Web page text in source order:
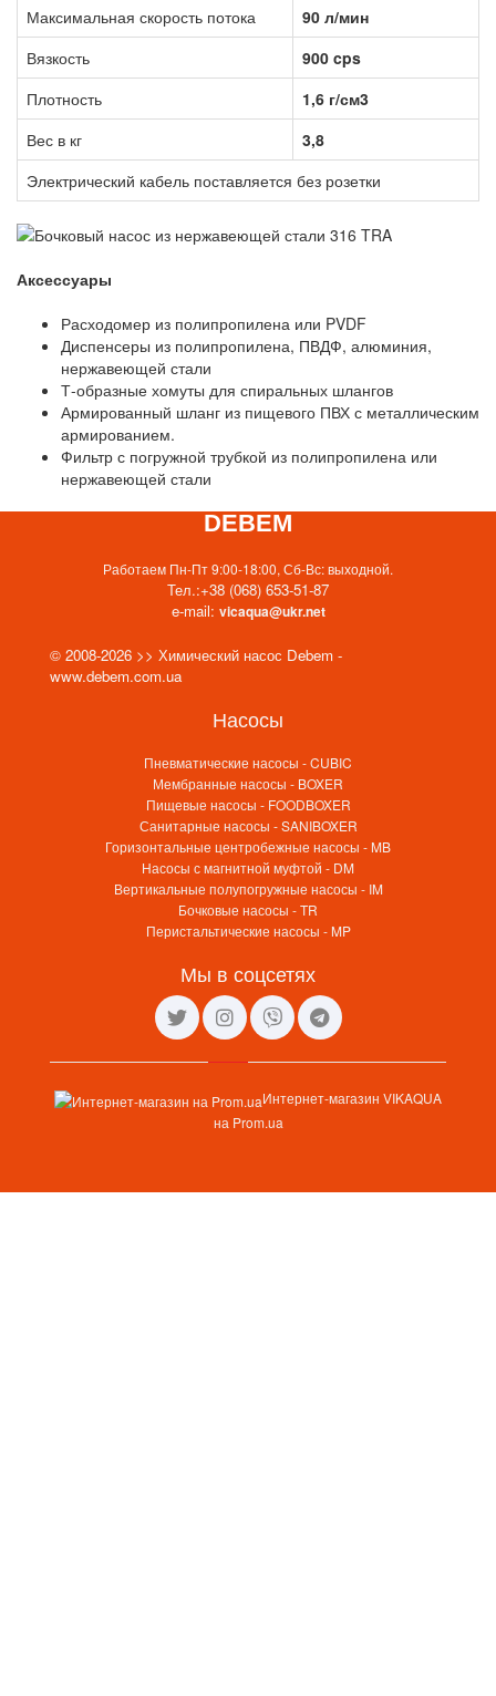
Максимальная скорость потока
90 л/мин
Вязкость
900 cps
Плотность
1,6 г/см3
Вес в кг
3,8
Электрический кабель поставляется без розетки
Аксессуары
Расходомер из полипропилена или PVDF
Диспенсеры из полипропилена, ПВДФ, алюминия,
нержавеющей стали
Т-образные хомуты для спиральных шлангов
Армированный шланг из пищевого ПВХ с металлическим
армированием.
Фильтр с погружной трубкой из полипропилена или
нержавеющей стали
DEBEM
Работаем Пн-Пт 9:00-18:00, Сб-Вс: выходной.
Тел.:+38 (068) 653-51-87
e-mail: vicaqua@ukr.net
© 2008-2026 >> Химический насос Debem -
www.debem.com.ua
Насосы
Пневматические насосы - CUBIC
Мембранные насосы - BOXER
Пищевые насосы - FOODBOXER
Санитарные насосы - SANIBOXER
Горизонтальные центробежные насосы - MB
Насосы с магнитной муфтой - DM
Вертикальные полупогружные насосы - IM
Бочковые насосы - TR
Перистальтические насосы - MP
Мы в соцсетях
Интернет-магазин VIKAQUA
на Prom.ua